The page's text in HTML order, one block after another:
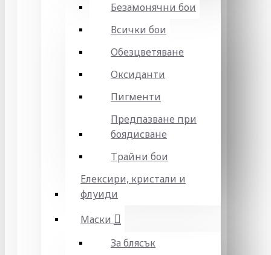
Безамонячни бои
Всички бои
Обезцветяване
Оксиданти
Пигменти
Предпазване при
боядисване
Трайни бои
Елексири, кристали и
флуиди
Маски
За блясък